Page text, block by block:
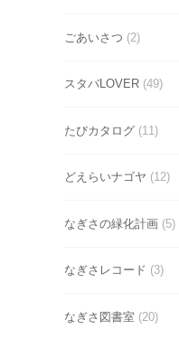
ごあいさつ (2)
スタバLOVER (49)
たびカタログ (11)
どえらいナゴヤ (12)
なぎさの緑化計画 (5)
なぎさレコード (3)
なぎさ図書室 (20)